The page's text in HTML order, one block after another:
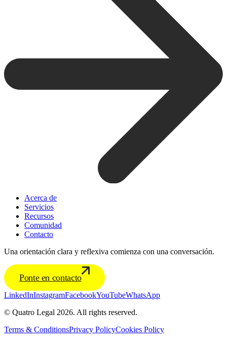
Acerca de
Servicios
Recursos
Comunidad
Contacto
Una orientación clara y reflexiva comienza con una conversación.
Ponte en contacto
LinkedInInstagramFacebookYouTubeWhatsApp
© Quatro Legal 2026. All rights reserved.
Terms & ConditionsPrivacy PolicyCookies Policy